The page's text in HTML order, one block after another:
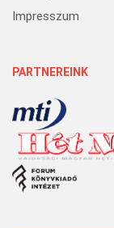
Impresszum
PARTNEREINK